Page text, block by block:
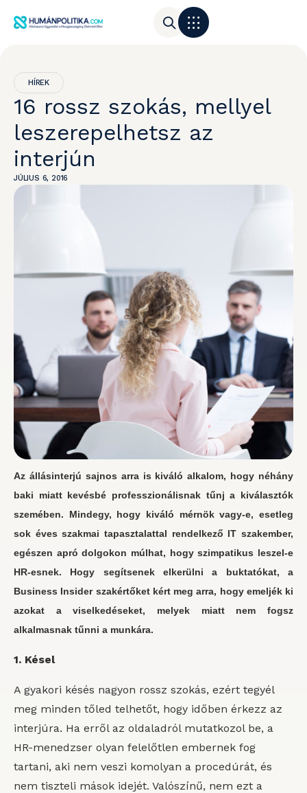
HÍREK
16 rossz szokás, mellyel
leszerepelhetsz az
interjún
JÚLIUS 6, 2016
Az állásinterjú sajnos arra is kiváló alkalom, hogy néhány
baki miatt kevésbé professzionálisnak tűnj a kiválasztók
szemében. Mindegy, hogy kiváló mérnök vagy-e, esetleg
sok éves szakmai tapasztalattal rendelkező IT szakember,
egészen apró dolgokon múlhat, hogy szimpatikus leszel-e
HR-esnek. Hogy segítsenek elkerülni a buktatókat, a
Business Insider szakértőket kért meg arra, hogy emeljék ki
azokat a viselkedéseket, melyek miatt nem fogsz
alkalmasnak tűnni a munkára.
1. Késel
A gyakori késés nagyon rossz szokás, ezért tegyél
meg minden tőled telhetőt, hogy időben érkezz az
interjúra. Ha erről az oldaladról mutatkozol be, a
HR-menedzser olyan felelőtlen embernek fog
tartani, aki nem veszi komolyan a procedúrát, és
nem tiszteli mások idejét. Valószínű, nem ezt a